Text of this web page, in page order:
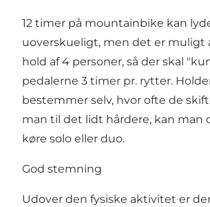
12 timer på mountainbike kan
uoverskueligt, men det er muligt
hold af 4 personer, så der skal
pedalerne 3 timer pr. rytter.
bestemmer selv, hvor ofte de
man til det lidt hårdere, kan man
køre solo eller duo.
God stemning
Udover den fysiske aktivitet er